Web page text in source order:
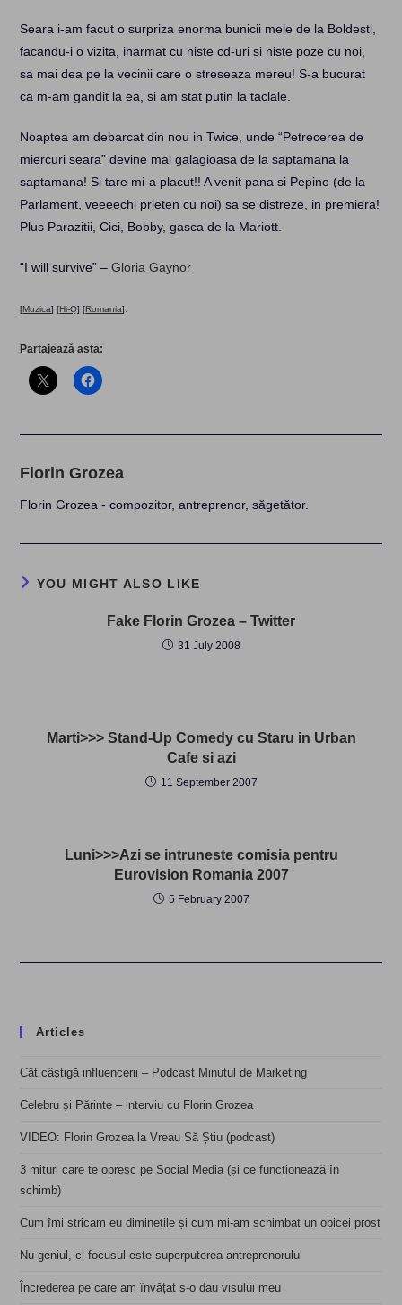
Seara i-am facut o surpriza enorma bunicii mele de la Boldesti,
facandu-i o vizita, inarmat cu niste cd-uri si niste poze cu noi,
sa mai dea pe la vecinii care o streseaza mereu! S-a bucurat
ca m-am gandit la ea, si am stat putin la taclale.
Noaptea am debarcat din nou in Twice, unde “Petrecerea de
miercuri seara” devine mai galagioasa de la saptamana la
saptamana! Si tare mi-a placut!! A venit pana si Pepino (de la
Parlament, veeeechi prieten cu noi) sa se distreze, in premiera!
Plus Parazitii, Cici, Bobby, gasca de la Mariott.
“I will survive” –Gloria Gaynor
[Muzica] [Hi-Q] [Romania]
Partajează asta:
Florin Grozea
Florin Grozea - compozitor, antreprenor, săgetător.
YOU MIGHT ALSO LIKE
Fake Florin Grozea – Twitter
31 July 2008
Marti>>> Stand-Up Comedy cu Staru in Urban
Cafe si azi
11 September 2007
Luni>>>Azi se intruneste comisia pentru
Eurovision Romania 2007
5 February 2007
Articles
Cât câștigă influencerii – Podcast Minutul de Marketing
Celebru și Părinte – interviu cu Florin Grozea
VIDEO: Florin Grozea la Vreau Să Știu (podcast)
3 mituri care te opresc pe Social Media (și ce funcționează în
schimb)
Cum îmi stricam eu diminețile și cum mi-am schimbat un obicei prost
Nu geniul, ci focusul este superputerea antreprenorului
Încrederea pe care am învățat s-o dau visului meu